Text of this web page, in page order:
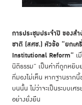
การประชุมประจำปี ของ
ชาติ (สศช.) หัวข้อ “ยกเค
Institutional Reform” เ
นิติธรรม” เป็นคำที่ถูกหยิบ
ที่มองไม่เห็น หากฐานราก
บนนั้น ไม่ว่าจะเป็นระบบเ
อย่างยั่งยืน